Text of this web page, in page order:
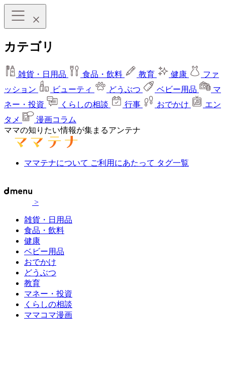
カテゴリ
雑貨・日用品 食品・飲料 教育 健康
ファ
ッション
ビューティ どうぶつ ベビー用品
マ
ネー・投資
くらしの相談 行事 おでかけ
エン
タメ
漫画コラム
ママの知りたい情報が集まるアンテナ
ママテナについて ご利用にあたって タグ一覧
>
雑貨・日用品
食品・飲料
健康
ベビー用品
おでかけ
どうぶつ
教育
マネー・投資
くらしの相談
ママコマ漫画